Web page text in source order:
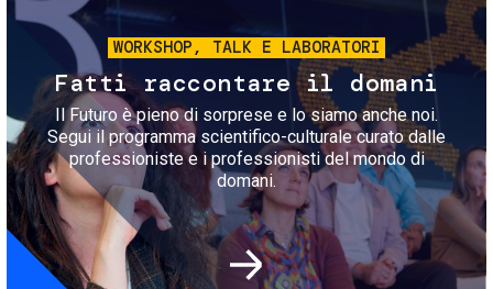
WORKSHOP, TALK E LABORATORI
Fatti raccontare il domani
Il Futuro è pieno di sorprese e lo siamo anche noi.
Segui il programma scientifico-culturale curato dalle
professioniste e i professionisti del mondo di
domani.